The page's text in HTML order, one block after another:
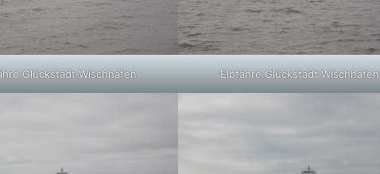
Glückstadt Wischhafen Elbfähre Glückstadt Wischhafen